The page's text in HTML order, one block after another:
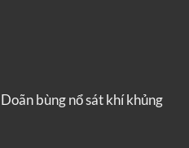
bùng nổ sát khí khủng